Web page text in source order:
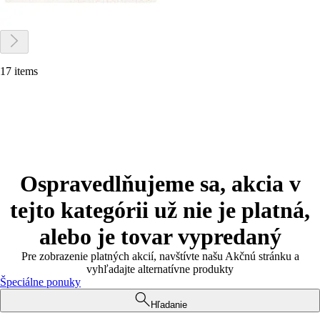
17 items
Ospravedlňujeme sa, akcia v
tejto kategórii už nie je platná,
alebo je tovar vypredaný
Pre zobrazenie platných akcií, navštívte našu Akčnú stránku a
vyhľadajte alternatívne produkty
Špeciálne ponuky
Hľadanie